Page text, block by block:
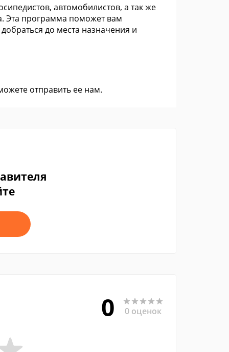
автомобилистов, а так же
Эта программа поможет вам
до места назначения и
отправить ее нам.
0 0 оценок